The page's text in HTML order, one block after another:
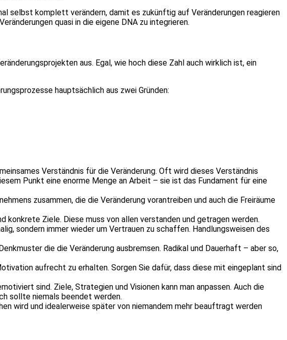
selbst komplett verändern, damit es zukünftig auf Veränderungen reagieren
quasi in die eigene DNA zu integrieren.
aus. Egal, wie hoch diese Zahl auch wirklich ist, ein
hauptsächlich aus zwei Gründen:
Verständnis für die Veränderung. Oft wird dieses Verständnis
Punkt eine enorme Menge an Arbeit – sie ist das Fundament für eine
zusammen, die die Veränderung vorantreiben und auch die Freiräume
konkrete Ziele. Diese muss von allen verstanden und getragen werden.
sondern immer wieder um Vertrauen zu schaffen. Handlungsweisen des
die die Veränderung ausbremsen. Radikal und Dauerhaft – aber so,
aufrecht zu erhalten. Sorgen Sie dafür, dass diese mit eingeplant sind
sind. Ziele, Strategien und Visionen kann man anpassen. Auch die
sollte niemals beendet werden.
wird und idealerweise später von niemandem mehr beauftragt werden